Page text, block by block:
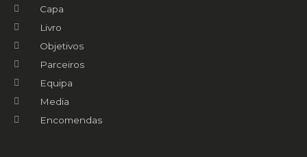
Capa
Livro
Objetivos
Parceiros
Equipa
Media
Encomendas